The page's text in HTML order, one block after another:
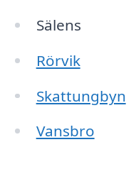
Sälens
Rörvik
Skattungbyn
Vansbro